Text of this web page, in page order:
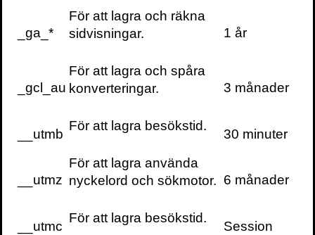
lyssna och skapa konsensus, samtidigt
som de skall realisera sin egen vision och
ledare tycker att det kan bli lite mycket…
pandemi, sitter tusentals
ledare isolerade, försöker
leda sina organisationer
med hjälp av videomöten
och massor av email, och
_ga_*
För att lagra och räkna
sidvisningar.
1 år
_gcl_au
För att lagra och spåra
konverteringar.
3 månader
__utmb
För att lagra besökstid.
30 minuter
__utmz
För att lagra använda
nyckelord och sökmotor. 6 månader
__utmc
För att lagra besökstid.
Session